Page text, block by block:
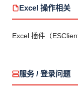
Excel 操作相关
Excel 插件（
服务 / 登录问题